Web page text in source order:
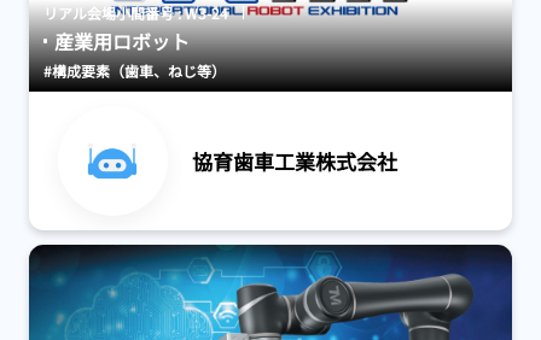
リアル会場小間番号 : W3-24
産業用ロボット
#構成要素（歯車、ねじ等）
協育歯車工業株式会社